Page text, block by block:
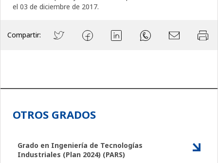
el 03 de diciembre de 2017.
Compartir:
OTROS GRADOS
Grado en Ingeniería de Tecnologías
Industriales (Plan 2024) (PARS)